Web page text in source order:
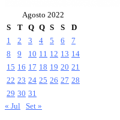
Agosto 2022
S
T Q Q S S
D
1
2 3 4 5 6
7
8
9 10 11 12 13 14
15 16 17 18 19 20 21
22 23 24 25 26 27 28
29 30 31
« Jul Set »